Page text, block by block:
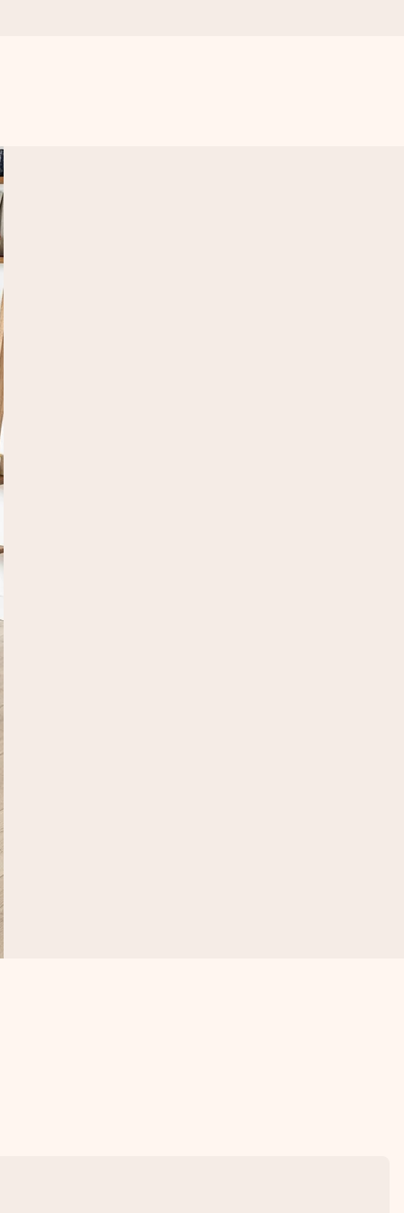
en masse kærlighed i øjeblikket.